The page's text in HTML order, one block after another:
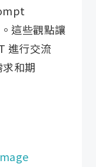
這些觀點讓
進行交流
和期